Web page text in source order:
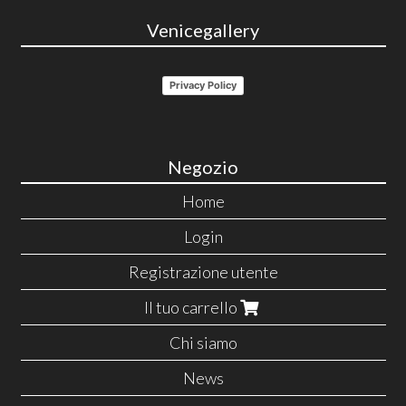
Venicegallery
Privacy Policy
Negozio
Home
Login
Registrazione utente
Il tuo carrello
Chi siamo
News